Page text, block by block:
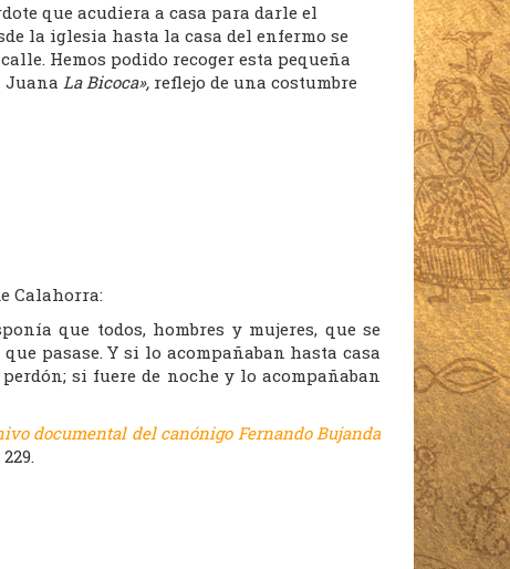
que acudiera a casa para darle el
la iglesia hasta la casa del enfermo se
Hemos podido recoger esta pequeña
Juana La Bicoca», reflejo de una costumbre
Calahorra:
que todos, hombres y mujeres, que se
pasase. Y si lo acompañaban hasta casa
si fuere de noche y lo acompañaban
documental del canónigo Fernando Bujanda